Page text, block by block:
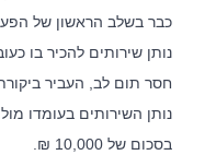
כבר בשלב הראשון של
נותן שירותים להכיר בו
חסר תום לב, העביר
נותן השירותים בעומדו
בסכום של 10,000 ₪.